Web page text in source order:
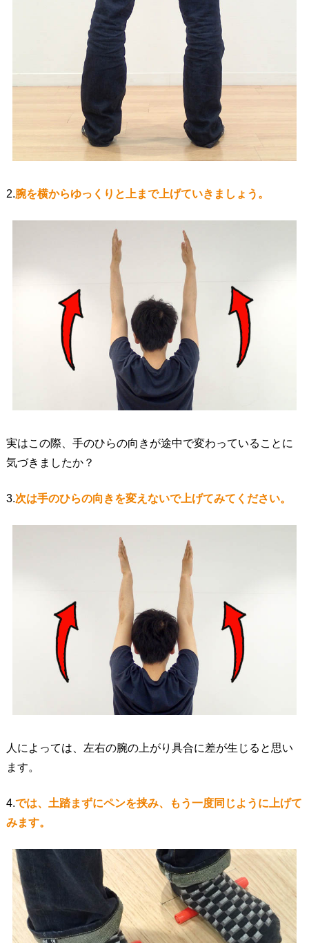
2.腕を横からゆっくりと上まで上げていきましょう。
実はこの際、手のひらの向きが途中で変わっていることに
気づきましたか？
3.次は手のひらの向きを変えないで上げてみてください。
人によっては、左右の腕の上がり具合に差が生じると思い
ます。
4.では、土踏まずにペンを挟み、もう一度同じように上げて
みます。